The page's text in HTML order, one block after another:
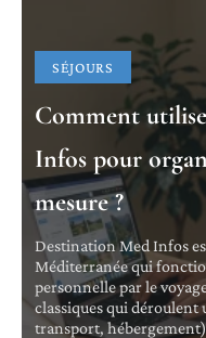
SÉJOURS
Comment
Infos pour
mesure ?
Destination Med Infos
Méditerranée qui
personnelle par le
classiques qui
transport,